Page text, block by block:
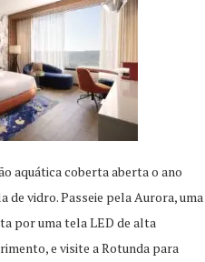
aquática coberta aberta o ano
vidro. Passeie pela Aurora, uma
por uma tela LED de alta
e visite a Rotunda para